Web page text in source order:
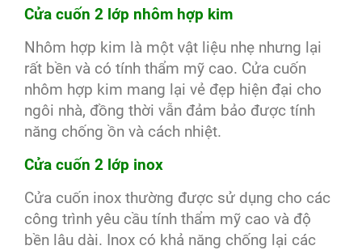
Cửa cuốn 2 lớp nhôm hợp kim
Nhôm hợp kim là một vật liệu nhẹ nhưng lại
rất bền và có tính thẩm mỹ cao. Cửa cuốn
nhôm hợp kim mang lại vẻ đẹp hiện đại cho
ngôi nhà, đồng thời vẫn đảm bảo được tính
năng chống ồn và cách nhiệt.
Cửa cuốn 2 lớp inox
Cửa cuốn inox thường được sử dụng cho các
công trình yêu cầu tính thẩm mỹ cao và độ
bền lâu dài. Inox có khả năng chống lại các